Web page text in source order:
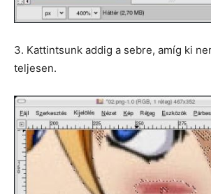
3. Kattintsunk addig a sebre, amíg ki
teljesen.